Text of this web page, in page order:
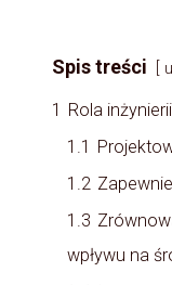
Spis treści
1 Rola
1.1
1.2
1.3
wpływu na